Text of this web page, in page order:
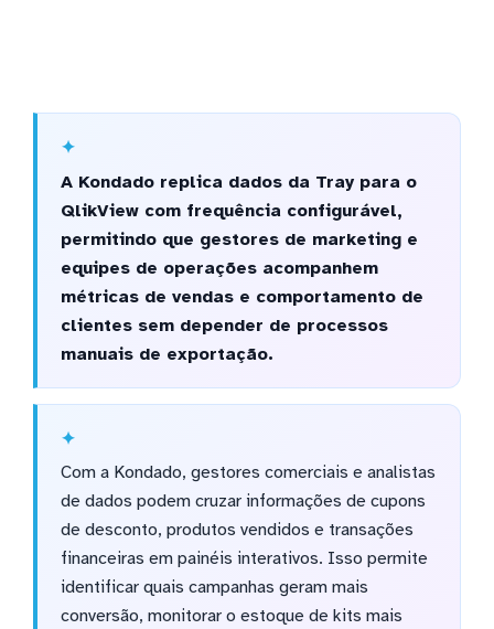
A Kondado replica dados da Tray para o
QlikView com frequência configurável,
permitindo que gestores de marketing e
equipes de operações acompanhem
métricas de vendas e comportamento de
clientes sem depender de processos
manuais de exportação.
Com a Kondado, gestores comerciais e analistas
de dados podem cruzar informações de cupons
de desconto, produtos vendidos e transações
financeiras em painéis interativos. Isso permite
identificar quais campanhas geram mais
conversão, monitorar o estoque de kits mais